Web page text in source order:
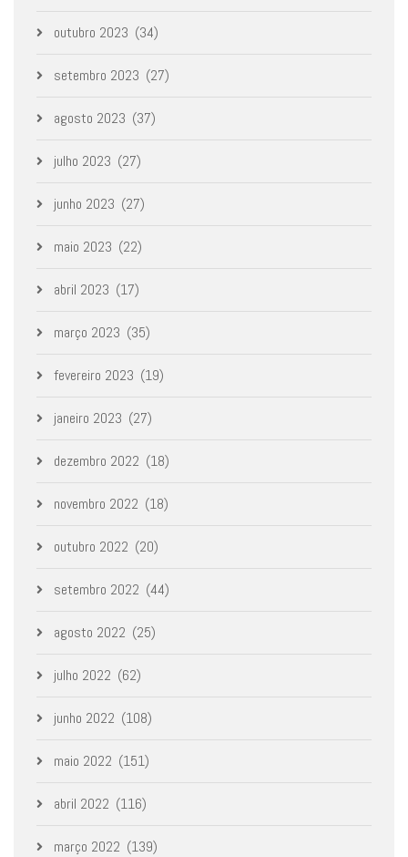
outubro 2023 (34)
setembro 2023 (27)
agosto 2023 (37)
julho 2023 (27)
junho 2023 (27)
maio 2023 (22)
abril 2023 (17)
março 2023 (35)
fevereiro 2023 (19)
janeiro 2023 (27)
dezembro 2022 (18)
novembro 2022 (18)
outubro 2022 (20)
setembro 2022 (44)
agosto 2022 (25)
julho 2022 (62)
junho 2022 (108)
maio 2022 (151)
abril 2022 (116)
março 2022 (139)